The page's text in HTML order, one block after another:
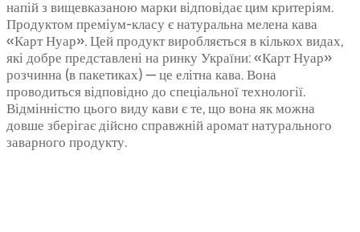
напій з вищевказаною марки відповідає цим критеріям.
Продуктом преміум-класу є натуральна мелена кава
«Карт Нуар». Цей продукт виробляється в кількох видах,
які добре представлені на ринку України: «Карт Нуар»
розчинна (в пакетиках) — це елітна кава. Вона
проводиться відповідно до спеціальної технології.
Відмінністю цього виду кави є те, що вона як можна
довше зберігає дійсно справжній аромат натурального
заварного продукту.